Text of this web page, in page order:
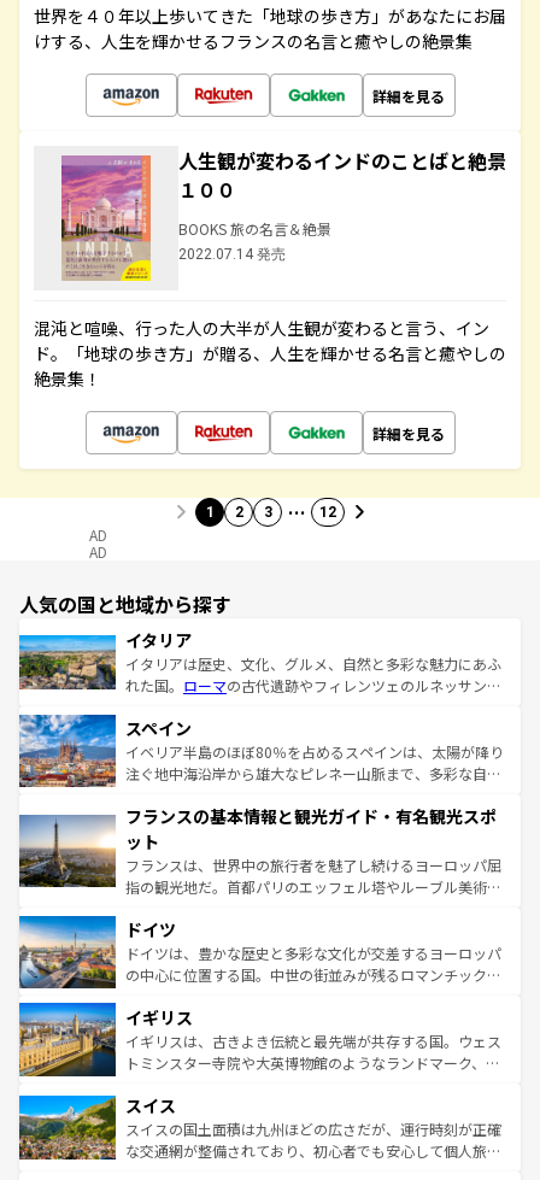
世界を４０年以上歩いてきた「地球の歩き方」があなたにお届
けする、人生を輝かせるフランスの名言と癒やしの絶景集
詳細を見る
人生観が変わるインドのことばと絶景
１００
BOOKS 旅の名言＆絶景
2022.07.14 発売
混沌と喧噪、行った人の大半が人生観が変わると言う、イン
ド。「地球の歩き方」が贈る、人生を輝かせる名言と癒やしの
絶景集！
詳細を見る
1 2 3 … 12
AD
AD
人気の国と地域から探す
イタリア
イタリアは歴史、文化、グルメ、自然と多彩な魅力にあふ
れた国。 ローマの古代遺跡やフィレンツェのルネッサンス
ろん、トスカーナの美しい田園風景やアマルフィ海岸の絶
景など、自然景観も見逃せない。観光の合間には、本場の
ピザやパスタなど、絶品のイタリア料理を堪能することも
ませてくれるイタリアで、忘れられない旅をしてみよう！
なお、新着のイタリア情報は
しい。
スペイン
イベリア半島のほぼ80％を占めるスペインは、太陽が降り
注ぐ地中海沿岸から雄大なピレネー山脈まで、多彩な自然
文化が根付くこの国では、情熱的なフラメンコ、熱気あふ
れる闘牛、そして美味しいタパスが生活の一部となってい
る。首都マドリードの洗練された雰囲気や、バルセロナの
アートに溢れた街角から、地方では古代ローマ遺跡や中世
せる。地方によって風土や気候が異なるスペインはその個
性で訪れる人を魅了する。 なお、新着のスペイン情報は コ
ンテンツ一覧を参照してほしい。
フランスの基本情報と観光ガイド・有名観光スポ
ット
フランスは、世界中の旅行者を魅了し続けるヨーロッパ屈
指の観光地だ。首都パリのエッフェル塔やルーブル美術館
で、幅広い魅力が詰まっている。華麗な宮殿、歴史的な大
聖堂、美しいビーチ、そして豊かな自然が、訪れる者を心
から魅了する。また、フランスは美食の国としても知ら
いる。シャンパンの発祥地であるランス、プロヴァンスの
香り高いラベンダー畑など、多彩な楽しみ方が可能だ。さ
らに、パリ以外の地域にも魅力が溢れており、どの街角に
れる地方に足を運ぶとそれぞれで全く異なる文化を体験で
きるだろう。 なお、新着のフランス情報はコンテンツ一覧
を参照してほしい。
ドイツ
ドイツは、豊かな歴史と多彩な文化が交差するヨーロッパ
の中心に位置する国。中世の街並みが残るロマンチック街
顔を持つこの国は、どこを歩いても飽きることがない。ベ
ルリンの文化的活気、バイエルン州のアルプスの絶景、そ
してライン川沿いのワイン畑といった風景は必見。ビール
は、お酒好きな人にはぜひ体験してほしい。 なお、新着の
ドイツ情報はコンテンツ一覧を参照してほしい。
イギリス
イギリスは、古きよき伝統と最先端が共存する国。ウェス
トミンスター寺院や大英博物館のようなランドマーク、歴
リアごとに異なる魅力がある。また、優雅なアフタヌーン
ティー、ビール好きにはたまらない英国パブ、サッカー観
戦など、本場だからこそできる体験も豊富。イギリスを旅
スイス
スイスの国土面積は九州ほどの広さだが、運行時刻が正確
な交通網が整備されており、初心者でも安心して個人旅行